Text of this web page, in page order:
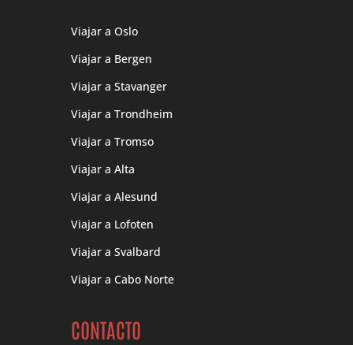
Viajar a Oslo
Viajar a Bergen
Viajar a Stavanger
Viajar a Trondheim
Viajar a Tromso
Viajar a Alta
Viajar a Alesund
Viajar a Lofoten
Viajar a Svalbard
Viajar a Cabo Norte
CONTACTO